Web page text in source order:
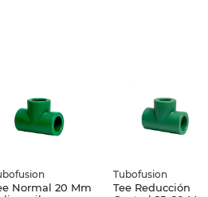
Normal 20 Mm
Tubofusion
Tee Reducción